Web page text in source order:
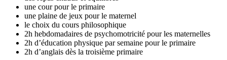
une cour pour le primaire
une plaine de jeux pour le maternel
le choix du cours philosophique
2h hebdomadaires de psychomotricité pour les maternelles
2h d’éducation physique par semaine pour le primaire
2h d’anglais dès la troisième primaire